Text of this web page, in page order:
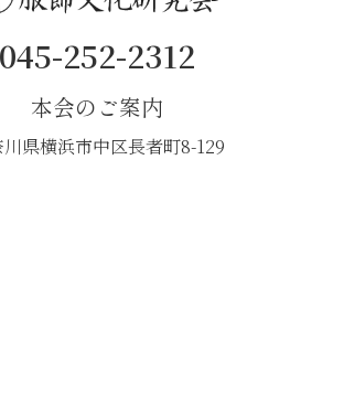
045-252-2312
本会のご案内
県横浜市中区長者町8-129